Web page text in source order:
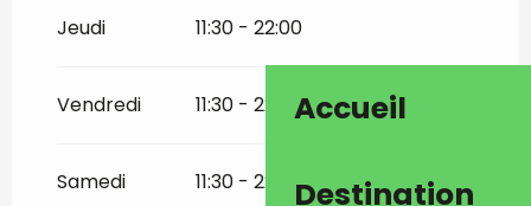
Accueil
Destination
Jeudi 11:30 - 22:00
Vendredi 11:30 - 22:00
Samedi 11:30 - 22:00